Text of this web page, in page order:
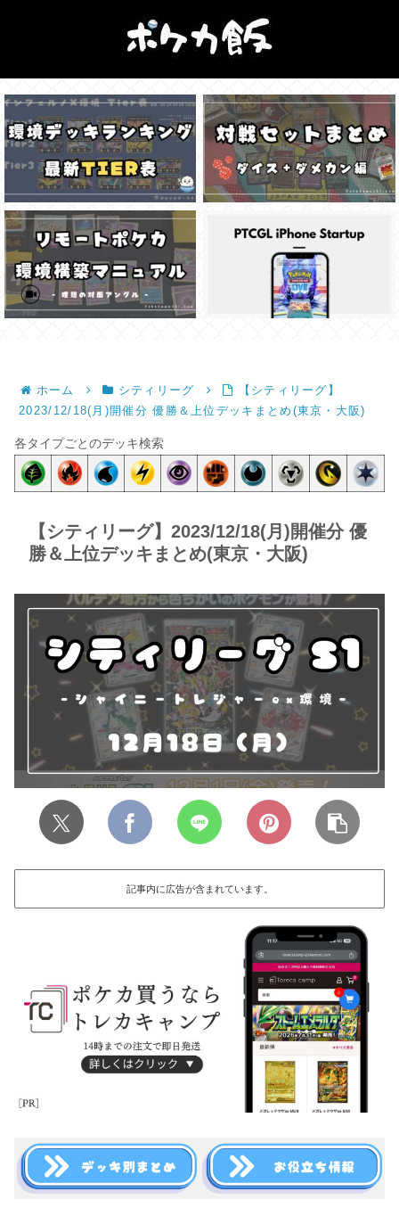
ホーム シティリーグ
【シティリーグ】
2023/12/18(月)開催分 優勝＆上位デッキまとめ(東京・大阪)
各タイプごとのデッキ検索
【シティリーグ】2023/12/18(月)開催分 優
勝＆上位デッキまとめ(東京・大阪)
記事内に広告が含まれています。